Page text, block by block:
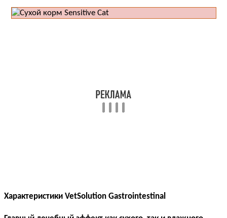
Характеристики VetSolution Gastrointestinal